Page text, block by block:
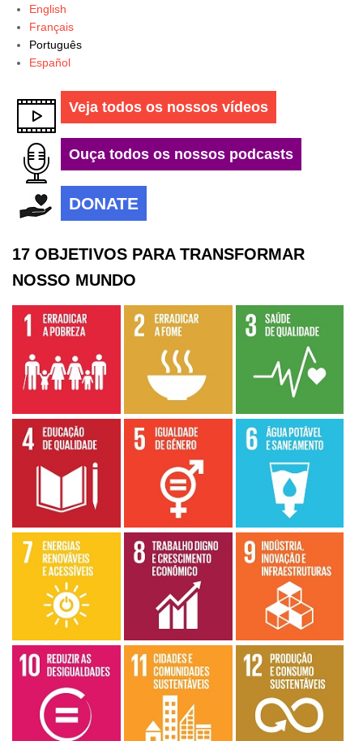
English
Français
Português
Español
Veja todos os nossos vídeos
Ouça todos os nossos podcasts
DONATE
17 OBJETIVOS PARA TRANSFORMAR
NOSSO MUNDO